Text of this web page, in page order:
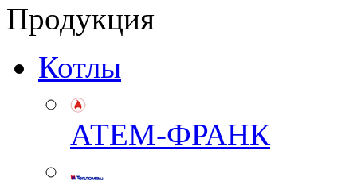
Продукция
Котлы
АТЕМ-ФРАНК